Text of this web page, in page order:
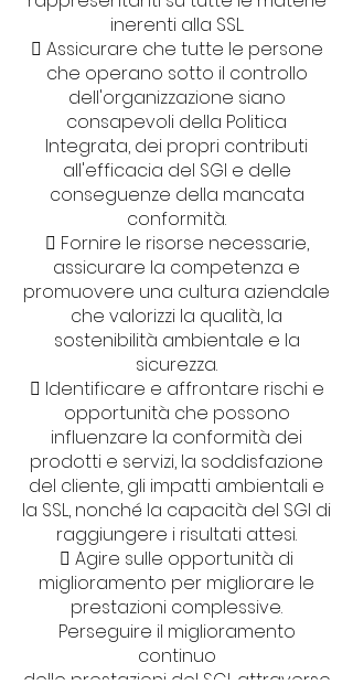
inerenti alla SSL.
 Assicurare che tutte le persone
che operano sotto il controllo
dell'organizzazione siano
consapevoli della Politica
Integrata, dei propri contributi
all'efficacia del SGI e delle
conseguenze della mancata
conformità.
 Fornire le risorse necessarie,
assicurare la competenza e
promuovere una cultura aziendale
che valorizzi la qualità, la
sostenibilità ambientale e la
sicurezza.
 Identificare e affrontare rischi e
opportunità che possono
influenzare la conformità dei
prodotti e servizi, la soddisfazione
del cliente, gli impatti ambientali e
la SSL, nonché la capacità del SGI di
raggiungere i risultati attesi.
 Agire sulle opportunità di
miglioramento per migliorare le
prestazioni complessive.
Perseguire il miglioramento
continuo
delle prestazioni del SGI, attraverso